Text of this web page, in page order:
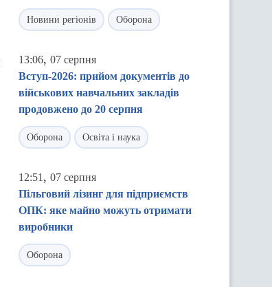
Новини регіонів Оборона
13:06, 07 серпня
Вступ-2026: прийом документів до
військових навчальних закладів
продовжено до 20 серпня
Оборона Освіта і наука
12:51 , 07 серпня
Пільговий лізинг для підприємств
ОПК: яке майно можуть отримати
виробники
Оборона